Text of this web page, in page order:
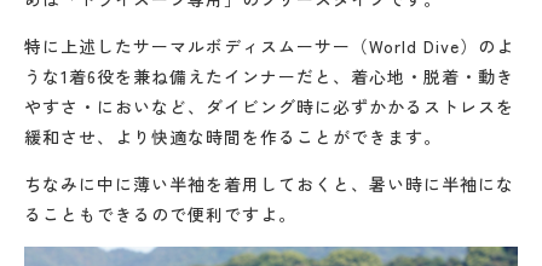
特に上述したサーマルボディスムーサー（World Dive）のよ
うな1着6役を兼ね備えたインナーだと、着心地・脱着・動き
やすさ・においなど、ダイビング時に必ずかかるストレスを
緩和させ、より快適な時間を作ることができます。
ちなみに中に薄い半袖を着用しておくと、暑い時に半袖にな
ることもできるので便利ですよ。